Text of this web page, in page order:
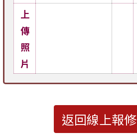
上
傳
照
片
返回線上報